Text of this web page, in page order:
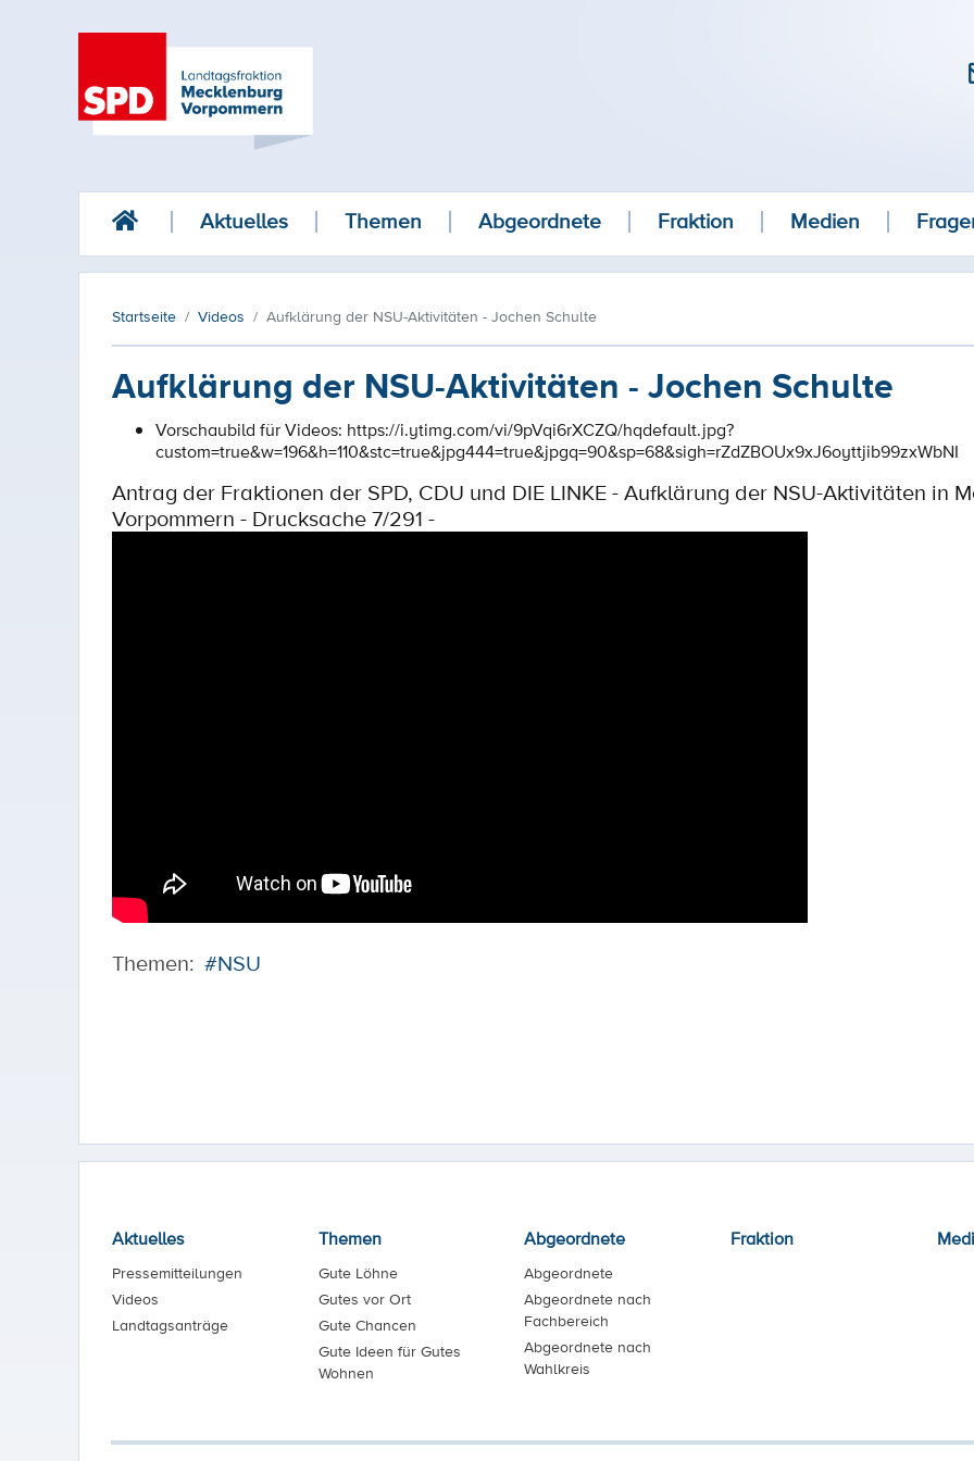
Aktuelles Themen Abgeordnete Fraktion Medien
Startseite Videos Aufklärung der NSU-Aktivitäten - Jochen Schulte
Aufklärung der NSU-Aktivitäten - Jochen Schulte
Vorschaubild für Videos: https://i.ytimg.com/vi/9pVqi6rXCZQ/hqdefault.jpg?
custom=true&w=196&h=110&stc=true&jpg444=true&jpgq=90&sp=68&sigh=rZdZBOUx9xJ6oyttjib99zxWbNI
Antrag der Fraktionen der SPD, CDU und DIE LINKE - Aufklärung der NSU-Aktivitäten in
Vorpommern - Drucksache 7/291 -
Themen: #NSU
Aktuelles
Pressemitteilungen
Videos
Landtagsanträge
Themen
Gute Löhne
Gutes vor Ort
Gute Chancen
Gute Ideen für Gutes
Wohnen
Abgeordnete
Abgeordnete
Abgeordnete nach
Fachbereich
Abgeordnete nach
Wahlkreis
Fraktion